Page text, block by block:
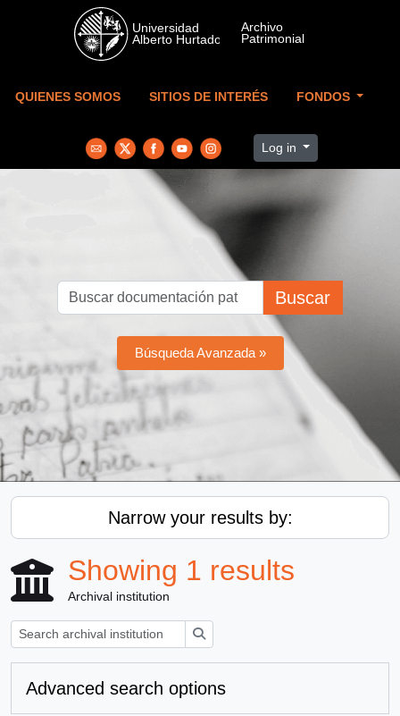
Skip to main content
QUIENES SOMOS SITIOS DE INTERÉS FONDOS
Log in
Buscar
Búsqueda Avanzada »
Narrow your results by:
Showing 1 results
Archival institution
Advanced search options